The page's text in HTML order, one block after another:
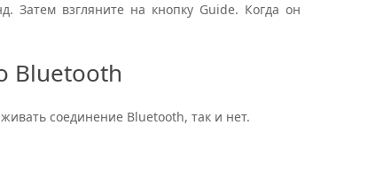
Затем взгляните на кнопку Guide. Когда он
Bluetooth
соединение Bluetooth, так и нет.